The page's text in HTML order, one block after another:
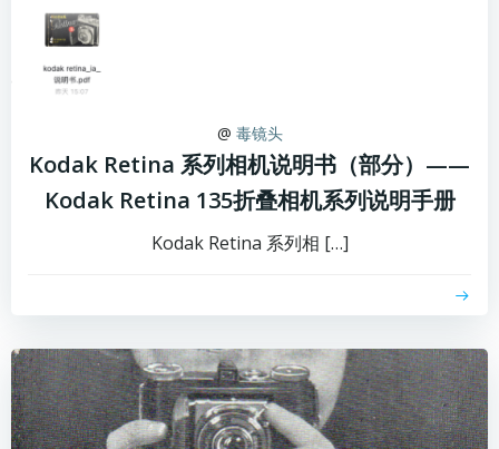
@ 毒镜头
Kodak Retina 系列相机说明书（部分）——
Kodak Retina 135折叠相机系列说明手册
Kodak Retina 系列相 […]